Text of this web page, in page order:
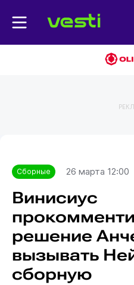
Сборные 26 марта 12:00
Винисиус
решение
вызывать
сборную